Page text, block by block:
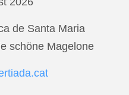
de Santa Maria
schöne Magelone